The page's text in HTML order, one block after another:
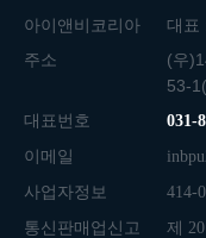
아이앤비코리아
대표
주소
(우
53-
대표번호
031-
이메일
사업자정보 414-
통신판매업신고 제